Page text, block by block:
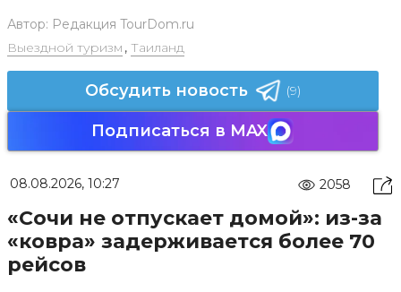
Автор: Редакция TourDom.ru
Выездной туризм , Таиланд
Обсудить новость (9)
Подписаться в MAX
08.08.2026, 10:27 2058
«Сочи не отпускает домой»: из-за
«ковра» задерживается более 70
рейсов